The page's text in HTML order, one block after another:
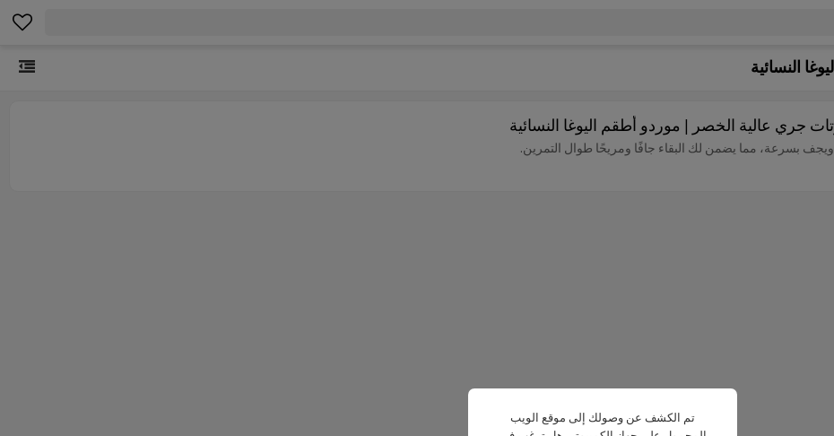
النسائية
عالية الخصر | موردو أطقم اليوغا النسائية
بسرعة، مما يضمن لك البقاء جافًا ومريحًا طوال التمرين.
تم الكشف عن وصولك إلى موقع الويب